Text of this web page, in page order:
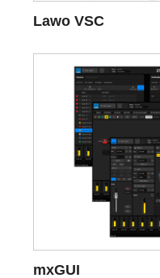
Lawo VSC
mxGUI